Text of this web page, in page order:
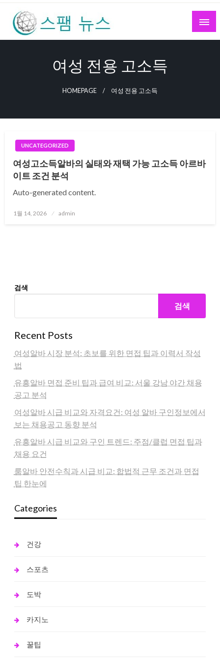
Skip
content
여성 전용 고소득
HOMEPAGE 여성 전용 고소득
UNCATEGORIZED
여성고소득알바의 실태와 재택 가능 고소득 아르바
이트 조건 분석
Auto-generated content.
Posted
1월 14, 2026 admin
검색
검색
Recent Posts
여성알바 시장 분석: 초보를 위한 면접 팁과 이력서 작성
법
유흥알바 면접 준비 팁과 급여 비교: 서울 강남 야간 채용
공고 분석
여성알바 시급 비교와 자격요건: 여성 알바 구인정보에서
보는 채용공고 동향 분석
유흥알바 시급 비교와 구인 트렌드: 주점/클럽 면접 팁과
채용 요건
룸알바 안전수칙과 시급 비교: 합법적 근무 조건과 면접
팁 한눈에
Categories
건강
스포츠
도박
카지노
꿀팁